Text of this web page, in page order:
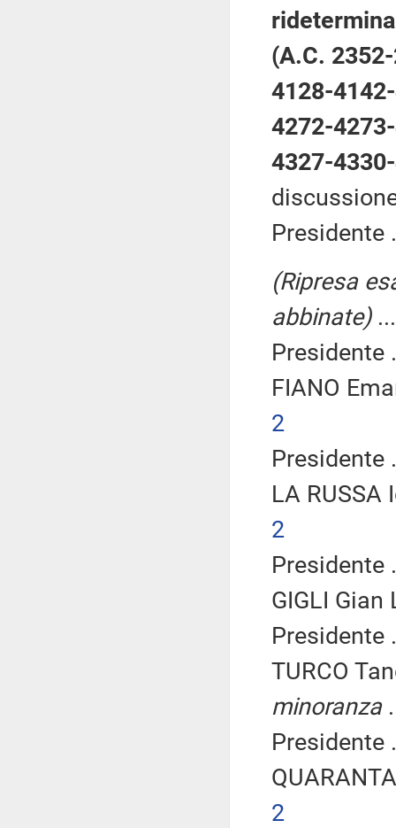
(A.C.
4128-
4272-
4327-
Presidente
(Ripresa
abbinate)
Presidente
FIANO
2
Presidente
LA RUSSA
2
Presidente
GIGLI Gian
Presidente
TURCO
minoranza
Presidente
2